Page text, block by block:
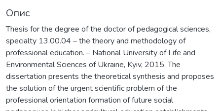
Опис
Thesis for the degree of the doctor of pedagogical sciences,
specialty 13.00.04 – the theory and methodology of
professional education. – National University of Life and
Environmental Sciences of Ukraine, Kyiv, 2015. The
dissertation presents the theoretical synthesis and proposes
the solution of the urgent scientific problem of the
professional orientation formation of future social